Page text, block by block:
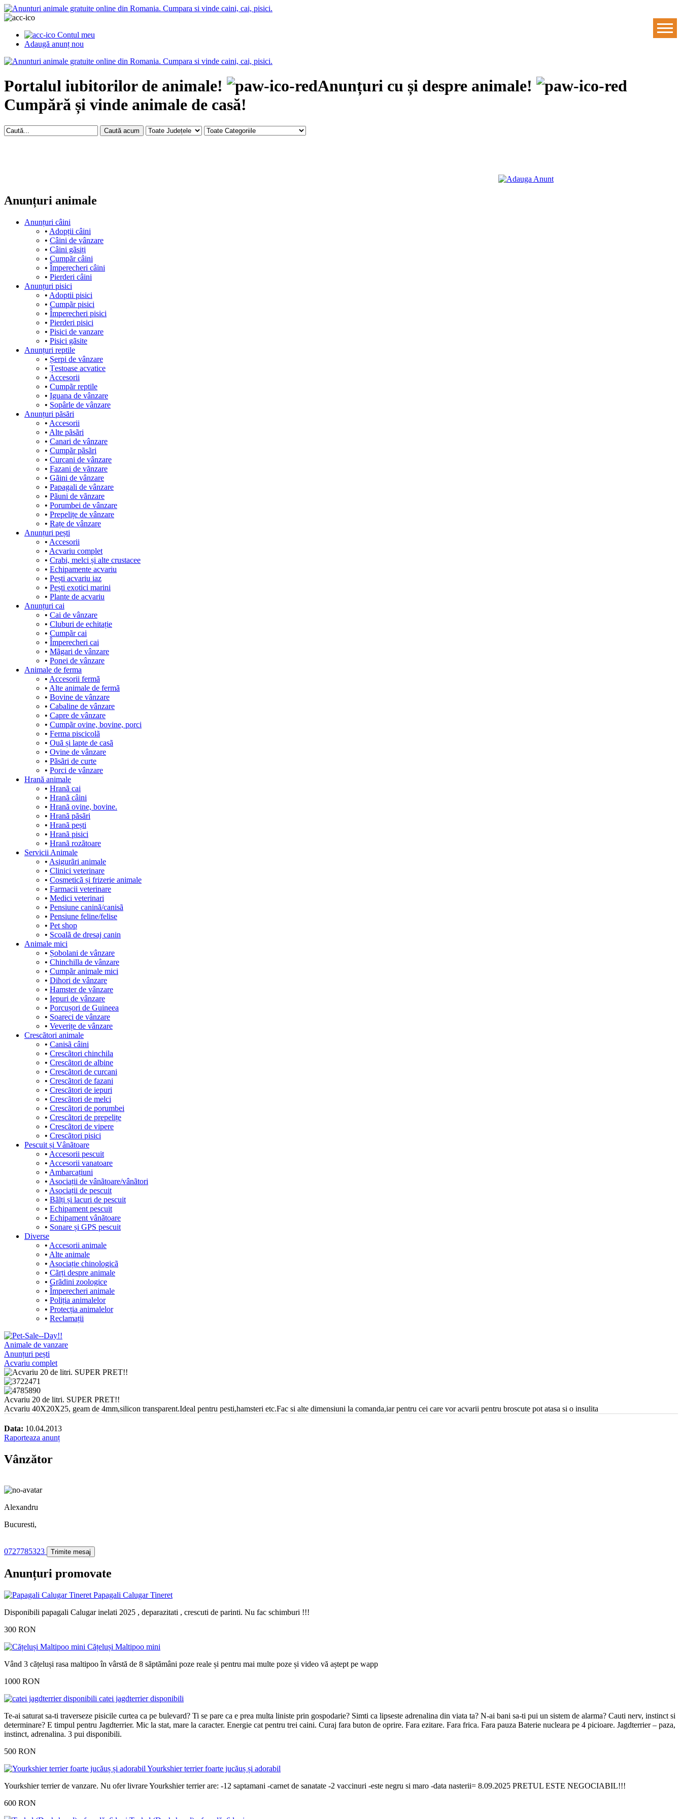
Contul meu
Adaugă anunț nou
Portalul iubitorilor de animale!
Anunțuri cu și despre animale!
Cumpără și vinde animale de casă!
Anunțuri animale
Anunțuri câini
• Adopții câini
• Câini de vânzare
• Câini gãsiți
• Cumpãr câini
• Împerecheri câini
• Pierderi câini
Anunțuri pisici
• Adoptii pisici
• Cumpãr pisici
• Împerecheri pisici
• Pierderi pisici
• Pisici de vanzare
• Pisici gãsite
Anunțuri reptile
• Șerpi de vânzare
• Țestoase acvatice
• Accesorii
• Cumpãr reptile
• Iguana de vânzare
• Sopârle de vânzare
Anunțuri păsări
• Accesorii
• Alte pãsãri
• Canari de vânzare
• Cumpãr pãsãri
• Curcani de vânzare
• Fazani de vãnzare
• Gãini de vânzare
• Papagali de vânzare
• Pãuni de vãnzare
• Porumbei de vânzare
• Prepelițe de vânzare
• Rațe de vânzare
Anunțuri pești
• Accesorii
• Acvariu complet
• Crabi, melci și alte crustacee
• Echipamente acvariu
• Pești acvariu iaz
• Pești exotici marini
• Plante de acvariu
Anunțuri cai
• Cai de vânzare
• Cluburi de echitație
• Cumpãr cai
• Împerecheri cai
• Mãgari de vânzare
• Ponei de vânzare
Animale de ferma
• Accesorii fermã
• Alte animale de fermã
• Bovine de vânzare
• Cabaline de vânzare
• Capre de vânzare
• Cumpãr ovine, bovine, porci
• Ferma piscicolã
• Ouã și lapte de casã
• Ovine de vânzare
• Pãsãri de curte
• Porci de vânzare
Hrană animale
• Hranã cai
• Hranã câini
• Hranã ovine, bovine.
• Hranã pãsãri
• Hranã pești
• Hranã pisici
• Hranã rozãtoare
Servicii Animale
• Asigurãri animale
• Clinici veterinare
• Cosmeticã și frizerie animale
• Farmacii veterinare
• Medici veterinari
• Pensiune caninã/canisã
• Pensiune feline/felise
• Pet shop
• Scoalã de dresaj canin
Animale mici
• Șobolani de vânzare
• Chinchilla de vânzare
• Cumpãr animale mici
• Dihori de vânzare
• Hamster de vânzare
• Iepuri de vânzare
• Porcușori de Guineea
• Soareci de vânzare
• Veverițe de vânzare
Crescãtori animale
• Canisã câini
• Crescãtori chinchila
• Crescãtori de albine
• Crescãtori de curcani
• Crescãtori de fazani
• Crescãtori de iepuri
• Crescãtori de melci
• Crescãtori de porumbei
• Crescãtori de prepelițe
• Crescãtori de vipere
• Crescãtori pisici
Pescuit și Vânãtoare
• Accesorii pescuit
• Accesorii vanatoare
• Ambarcațiuni
• Asociații de vânãtoare/vânãtori
• Asociații de pescuit
• Bãlți și lacuri de pescuit
• Echipament pescuit
• Echipament vânãtoare
• Sonare și GPS pescuit
Diverse
• Accesorii animale
• Alte animale
• Asociație chinologicã
• Cãrți despre animale
• Grãdini zoologice
• Împerecheri animale
• Poliția animalelor
• Protecția animalelor
• Reclamații
Animale de vanzare
Anunțuri pești
Acvariu complet
Acvariu 20 de litri. SUPER PRET!!
Acvariu 40X20X25, geam de 4mm,silicon transparent.Ideal pentru pesti,hamsteri etc.Fac si alte dimensiuni la comanda,iar pentru cei care vor acvarii pentru broscute pot atasa si o insulita
Data: 10.04.2013
Raporteaza anunț
Vânzător
Alexandru
Bucuresti,
0727785323 Trimite mesaj
Anunțuri promovate
Papagali Calugar Tineret
Disponibili papagali Calugar inelati 2025 , deparazitati , crescuti de parinti. Nu fac schimburi !!!
300 RON
Cățeluși Maltipoo mini
Vând 3 cățeluși rasa maltipoo în vârstă de 8 săptămâni poze reale și pentru mai multe poze și video vă aștept pe wapp
1000 RON
catei jagdterrier disponibili
Te-ai saturat sa-ti traverseze pisicile curtea ca pe bulevard? Ti se pare ca e prea multa liniste prin gospodarie? Simti ca lipseste adrenalina din viata ta? N-ai bani sa-ti pui un sistem de alarma? Cauti nerv, instinct si
determinare? E timpul pentru Jagdterrier. Mic la stat, mare la caracter. Energie cat pentru trei caini. Curaj fara buton de oprire. Fara ezitare. Fara frica. Fara pauza Baterie nucleara pe 4 picioare. Jagdterrier – paza,
instinct, adrenalina. 3 pui disponibili.
500 RON
Yourkshier terrier foarte jucăuș și adorabil
Yourkshier terrier de vanzare. Nu ofer livrare Yourkshier terrier are: -12 saptamani -carnet de sanatate -2 vaccinuri -este negru si maro -data nasterii= 8.09.2025 PRETUL ESTE NEGOCIABIL!!!
600 RON